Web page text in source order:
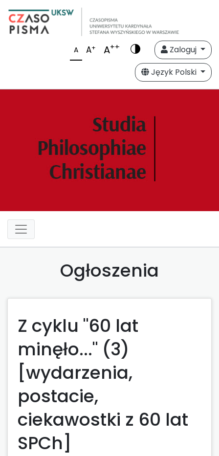
A A+ A++
Zaloguj
Język Polski
Ogłoszenia
Z cyklu "60 lat
minęło..." (3)
[wydarzenia,
postacie,
ciekawostki z 60 lat
SPCh]